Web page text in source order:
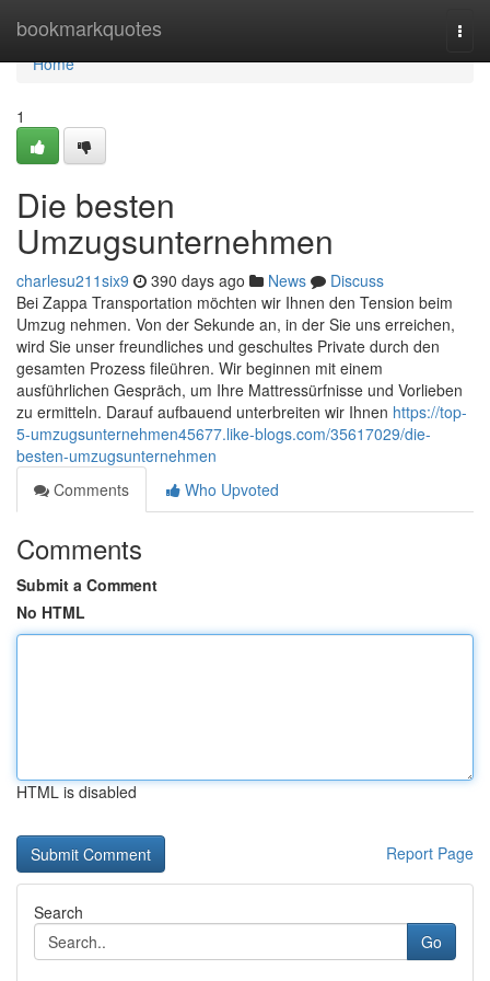
bookmarkquotes
Home
Home
1
Die besten
Umzugsunternehmen
charlesu211six9 390 days ago News
Discuss
Bei Zappa Transportation möchten wir Ihnen den Tension beim
Umzug nehmen. Von der Sekunde an, in der Sie uns erreichen,
wird Sie unser freundliches und geschultes Private durch den
gesamten Prozess fileühren. Wir beginnen mit einem
ausführlichen Gespräch, um Ihre Mattressürfnisse und Vorlieben
zu ermitteln. Darauf aufbauend unterbreiten wir Ihnen https://top-
5-umzugsunternehmen45677.like-blogs.com/35617029/die-
besten-umzugsunternehmen
Comments
Who Upvoted
Comments
Submit a Comment
No HTML
HTML is disabled
Report Page
Search
Go